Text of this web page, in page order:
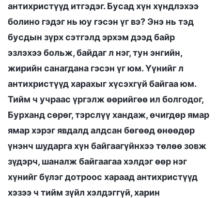
антихристүүд итгэдэг. Бусад хүн хүндлэхээ
болино гэдэг нь юу гэсэн үг вэ? Энэ нь тэд
бусдын зүрх сэтгэлд эрхэм дээд байр
эзлэхээ больж, байдаг л нэг, тун энгийн,
жирийн санагдана гэсэн үг юм. Үүнийг л
антихристүүд харахыг хүсэхгүй байгаа юм.
Тийм ч учраас үргэлж өөрийгөө ил болгодог,
Бурханд сөрөг, тэрслүү хандаж, өчигдөр ямар
ямар хэрэг явдалд алдсан бөгөөд өнөөдөр
үнэнч шударга хүн байгаагүйнхээ төлөө зовж
зүдэрч, шаналж байгаагаа хэлдэг өөр нэг
хүнийг бүлэг дотроос хараад антихристүүд
хэзээ ч тийм зүйл хэлдэггүй, харин